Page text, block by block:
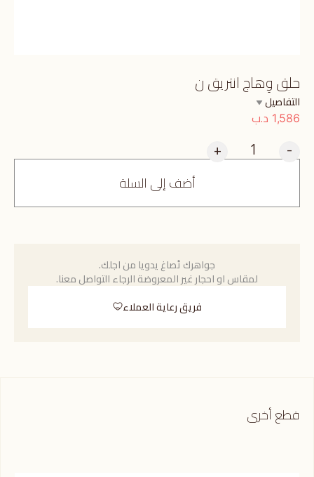
حلق وِهاج انتريق ن
التفاصيل
1,586 د.ب
-
+
أضف إلى السلة
جواهرك تُصاغ يدويا من اجلك.
لمقاس او احجار غير المعروضة الرجاء التواصل معنا.
فريق رعاية العملاء
قطع أخرى